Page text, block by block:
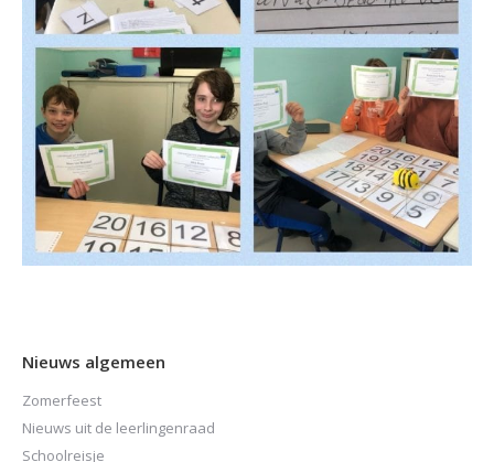
Nieuws algemeen
Zomerfeest
Nieuws uit de leerlingenraad
Schoolreisje